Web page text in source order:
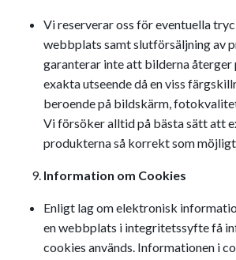
Vi reserverar oss för eventuella
webbplats samt slutförsäljning av
garanterar inte att bilderna återger
exakta utseende då en viss
beroende på bildskärm,
Vi försöker alltid på bästa sätt att
produkterna så korrekt som
Information om Cookies
Enligt lag om elektronisk
en webbplats i integritetssyfte få
cookies används. Informationen i